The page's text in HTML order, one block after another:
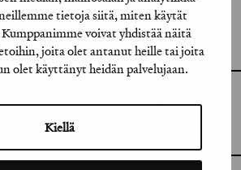
tietoja siitä, miten käytät
voivat yhdistää näitä
joita olet antanut heille tai joita
olet käyttänyt heidän palvelujaan.
Kiellä
henkilöt / tahot:
GRAFIA(AT)GRAFIA.FI